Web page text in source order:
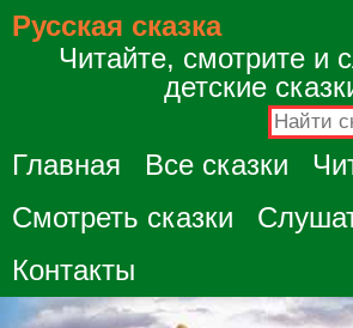
Русская сказка
Читайте, смотрите и
детские
Главная Все сказки
Смотреть сказки
Контакты